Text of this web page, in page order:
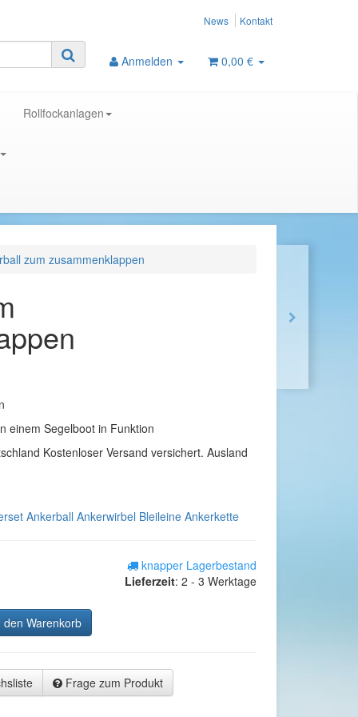
News Kontakt
Anmelden 0,00 €
Rollfockanlagen
zum zusammenklappen
einem Segelboot in Funktion
Kostenloser Versand versichert. Ausland
Ankerball Ankerwirbel Bleileine Ankerkette
knapper Lagerbestand
Lieferzeit: 2 - 3 Werktage
den Warenkorb
Frage zum Produkt